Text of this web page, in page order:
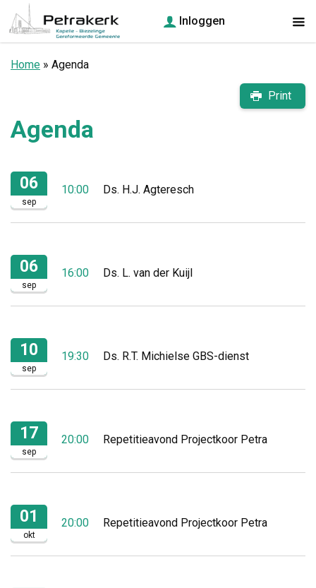
Inloggen
Home » Agenda
Agenda
Print
06
sep
10:00 Ds. H.J. Agteresch
06
sep
16:00 Ds. L. van der Kuijl
10
sep
19:30 Ds. R.T. Michielse GBS-dienst
17
sep
20:00 Repetitieavond Projectkoor Petra
01
okt
20:00 Repetitieavond Projectkoor Petra